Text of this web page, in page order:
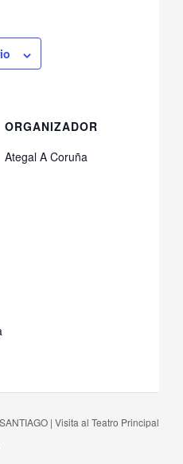
ORGANIZADOR
Ategal A Coruña
SANTIAGO | Visita al Teatro Principal